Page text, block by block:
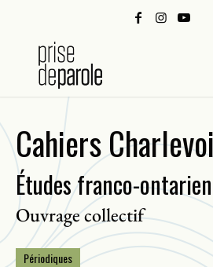
Cahiers
Études franco-
Ouvrage collectif
Périodiques